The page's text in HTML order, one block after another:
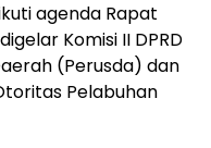
agenda Rapat
Komisi II DPRD
(Perusda) dan
Pelabuhan